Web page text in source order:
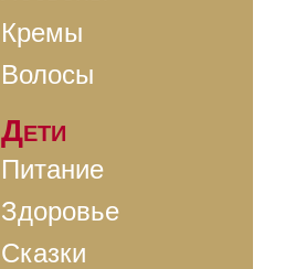
Кремы
Волосы
Дети
Питание
Здоровье
Сказки